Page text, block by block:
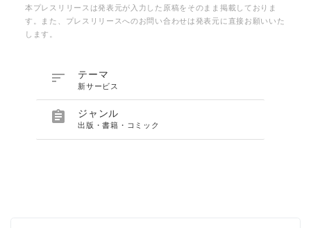
本プレスリリースは発表元が入力した原稿をそのまま掲載しておりま
す。また、プレスリリースへのお問い合わせは発表元に直接お願いいた
します。
 テーマ
新サービス
 ジャンル
出版・書籍・コミック